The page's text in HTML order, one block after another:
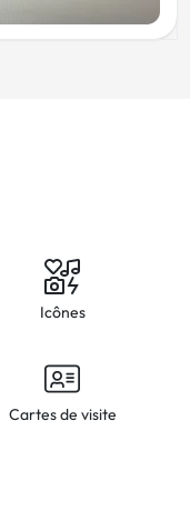
Icônes
Cartes de visite